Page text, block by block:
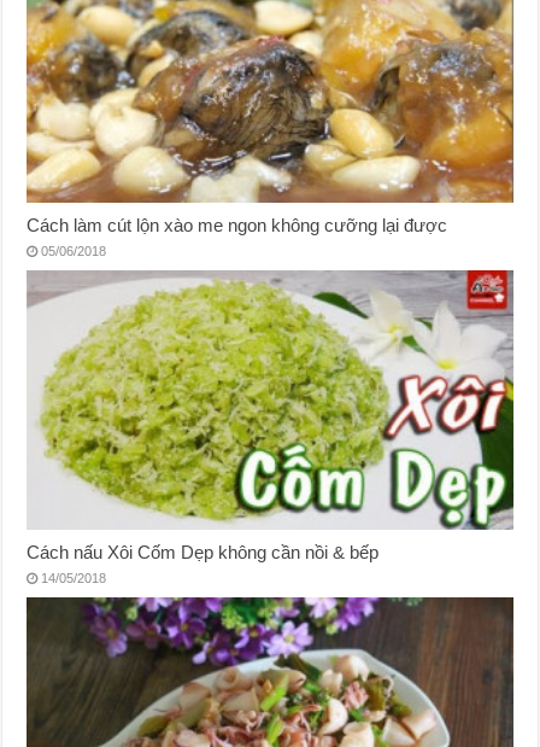
Cách làm cút lộn xào me ngon không cưỡng lại được
05/06/2018
Cách nấu Xôi Cốm Dẹp không cần nồi & bếp
14/05/2018